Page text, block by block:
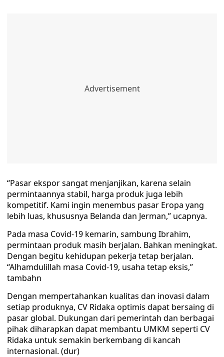
“Pasar ekspor sangat menjanjikan, karena selain
permintaannya stabil, harga produk juga lebih
kompetitif. Kami ingin menembus pasar Eropa yang
lebih luas, khususnya Belanda dan Jerman,” ucapnya.
Pada masa Covid-19 kemarin, sambung Ibrahim,
permintaan produk masih berjalan. Bahkan meningkat.
Dengan begitu kehidupan pekerja tetap berjalan.
“Alhamdulillah masa Covid-19, usaha tetap eksis,”
tambahn
Dengan mempertahankan kualitas dan inovasi dalam
setiap produknya, CV Ridaka optimis dapat bersaing di
pasar global. Dukungan dari pemerintah dan berbagai
pihak diharapkan dapat membantu UMKM seperti CV
Ridaka untuk semakin berkembang di kancah
internasional. (dur)